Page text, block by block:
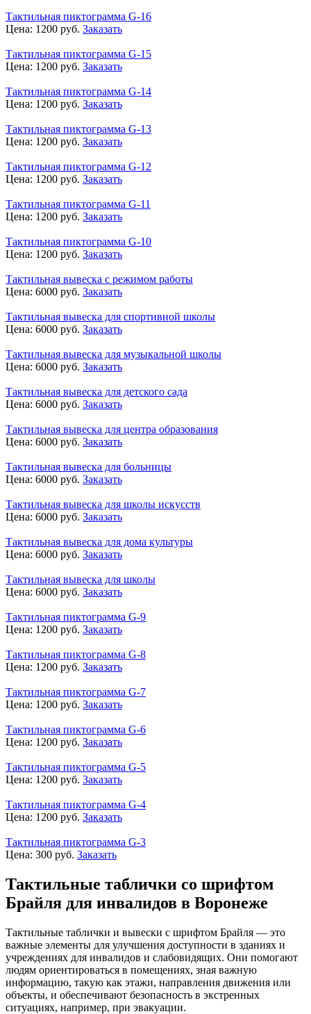
Тактильная пиктограмма G-16
Цена: 1200 руб. Заказать
Тактильная пиктограмма G-15
Цена: 1200 руб. Заказать
Тактильная пиктограмма G-14
Цена: 1200 руб. Заказать
Тактильная пиктограмма G-13
Цена: 1200 руб. Заказать
Тактильная пиктограмма G-12
Цена: 1200 руб. Заказать
Тактильная пиктограмма G-11
Цена: 1200 руб. Заказать
Тактильная пиктограмма G-10
Цена: 1200 руб. Заказать
Тактильная вывеска с режимом работы
Цена: 6000 руб. Заказать
Тактильная вывеска для спортивной школы
Цена: 6000 руб. Заказать
Тактильная вывеска для музыкальной школы
Цена: 6000 руб. Заказать
Тактильная вывеска для детского сада
Цена: 6000 руб. Заказать
Тактильная вывеска для центра образования
Цена: 6000 руб. Заказать
Тактильная вывеска для больницы
Цена: 6000 руб. Заказать
Тактильная вывеска для школы искусств
Цена: 6000 руб. Заказать
Тактильная вывеска для дома культуры
Цена: 6000 руб. Заказать
Тактильная вывеска для школы
Цена: 6000 руб. Заказать
Тактильная пиктограмма G-9
Цена: 1200 руб. Заказать
Тактильная пиктограмма G-8
Цена: 1200 руб. Заказать
Тактильная пиктограмма G-7
Цена: 1200 руб. Заказать
Тактильная пиктограмма G-6
Цена: 1200 руб. Заказать
Тактильная пиктограмма G-5
Цена: 1200 руб. Заказать
Тактильная пиктограмма G-4
Цена: 1200 руб. Заказать
Тактильная пиктограмма G-3
Цена: 300 руб. Заказать
Тактильные таблички со шрифтом
Брайля для инвалидов в Воронеже
Тактильные таблички и вывески с шрифтом Брайля — это
важные элементы для улучшения доступности в зданиях и
учреждениях для инвалидов и слабовидящих. Они помогают
людям ориентироваться в помещениях, зная важную
информацию, такую как этажи, направления движения или
объекты, и обеспечивают безопасность в экстренных
ситуациях, например, при эвакуации.